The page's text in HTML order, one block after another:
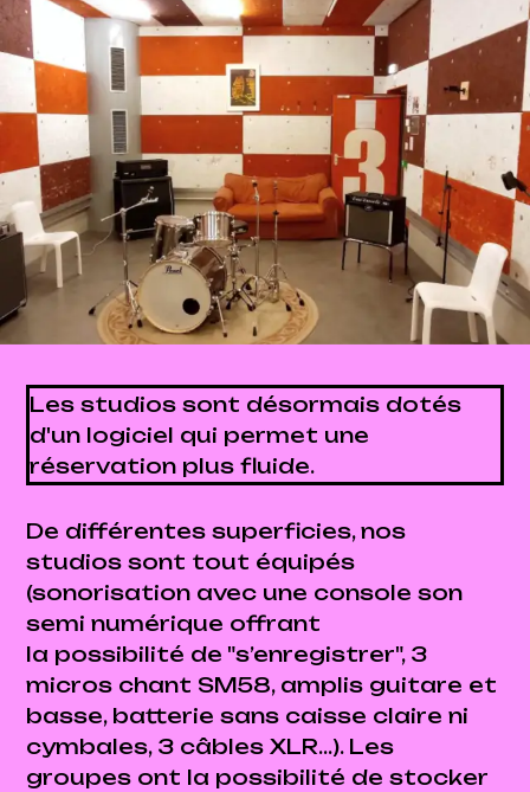
Les studios sont désormais dotés
d'un logiciel qui permet une
réservation plus fluide.
De différentes superficies, nos
studios sont tout équipés
(sonorisation avec une console son
semi numérique offrant
la possibilité de "s’enregistrer", 3
micros chant SM58, amplis guitare et
basse, batterie sans caisse claire ni
cymbales, 3 câbles XLR…). Les
groupes ont la possibilité de stocker